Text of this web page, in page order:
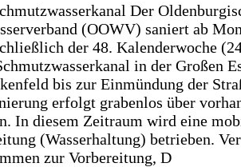
Der
(OOWV) saniert ab
der 48. Kalenderwoche
in der Großen
bis zur Einmündung der
erfolgt grabenlos über
In diesem Zeitraum wird eine
(Wasserhaltung) betrieben.
zur Vorbereitung, D